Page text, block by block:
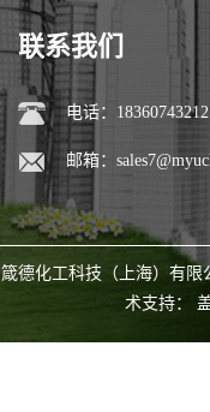
联系我们
电话：18360743212
邮箱：
箴德化工科技（上海）有限
术支持：